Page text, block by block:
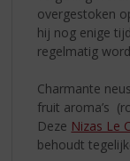
overgestoken
hij nog enige
regelmatig
Charmante
fruit aroma’s
Deze Nizas Le
behoudt